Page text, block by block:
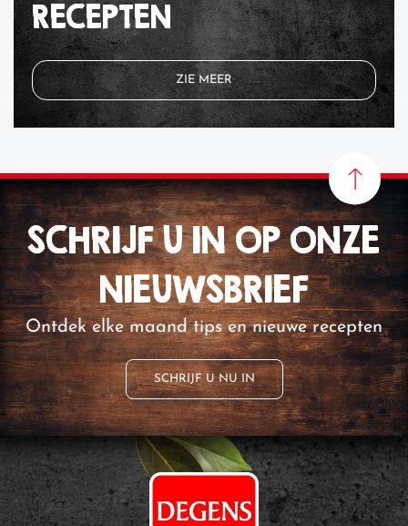
RECEPTEN
ZIE MEER
SCHRIJF U IN OP ONZE
NIEUWSBRIEF
Ontdek elke maand tips en nieuwe recepten
SCHRIJF U NU IN